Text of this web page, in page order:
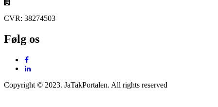
CVR: 38274503
Følg os
Copyright © 2023. JaTakPortalen. All rights reserved